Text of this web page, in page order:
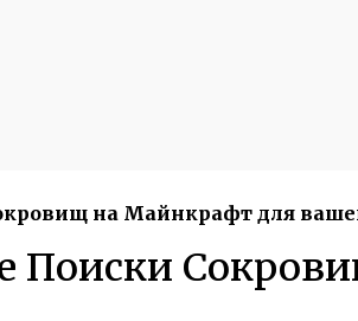
на Майнкрафт для
Поиски